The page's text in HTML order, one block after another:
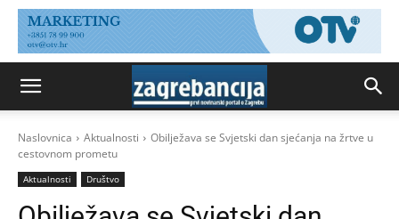
Naslovnica Aktualnosti
Obilježava se Svjetski dan sjećanja na žrtve u
cestovnom prometu
Aktualnosti Društvo